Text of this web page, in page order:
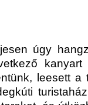
úgy
leesett